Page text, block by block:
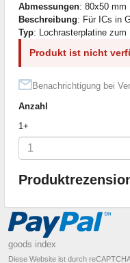
Abmessungen: 80x50 mm
Beschreibung: Für ICs in
Typ: Lochrasterplatine zum
Produkt ist nicht
Benachrichtigung bei
Anzahl
1+
goods index
Diese Website ist durch